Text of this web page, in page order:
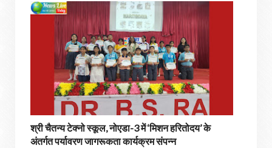
श्री चैतन्य टेक्नो स्कूल, नोएडा-3 में ‘मिशन हरितोदय’ के
अंतर्गत पर्यावरण जागरूकता कार्यक्रम संपन्न